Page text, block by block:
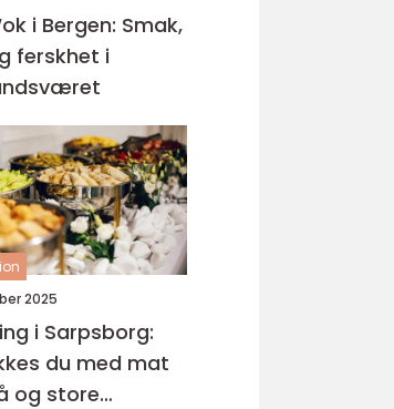
i Bergen: Smak,
ferskhet i
2025
i Sarpsborg:
du med mat
og store